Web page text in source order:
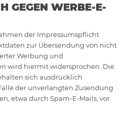
GEGEN WERBE-E-
der Impressumspflicht
zur Übersendung von nicht
Werbung und
wird hiermit widersprochen. Die
sich ausdrücklich
der unverlangten Zusendung
etwa durch Spam-E-Mails, vor.